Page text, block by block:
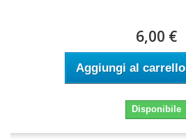
6,00 €
Aggiungi al carrello
Disponibile